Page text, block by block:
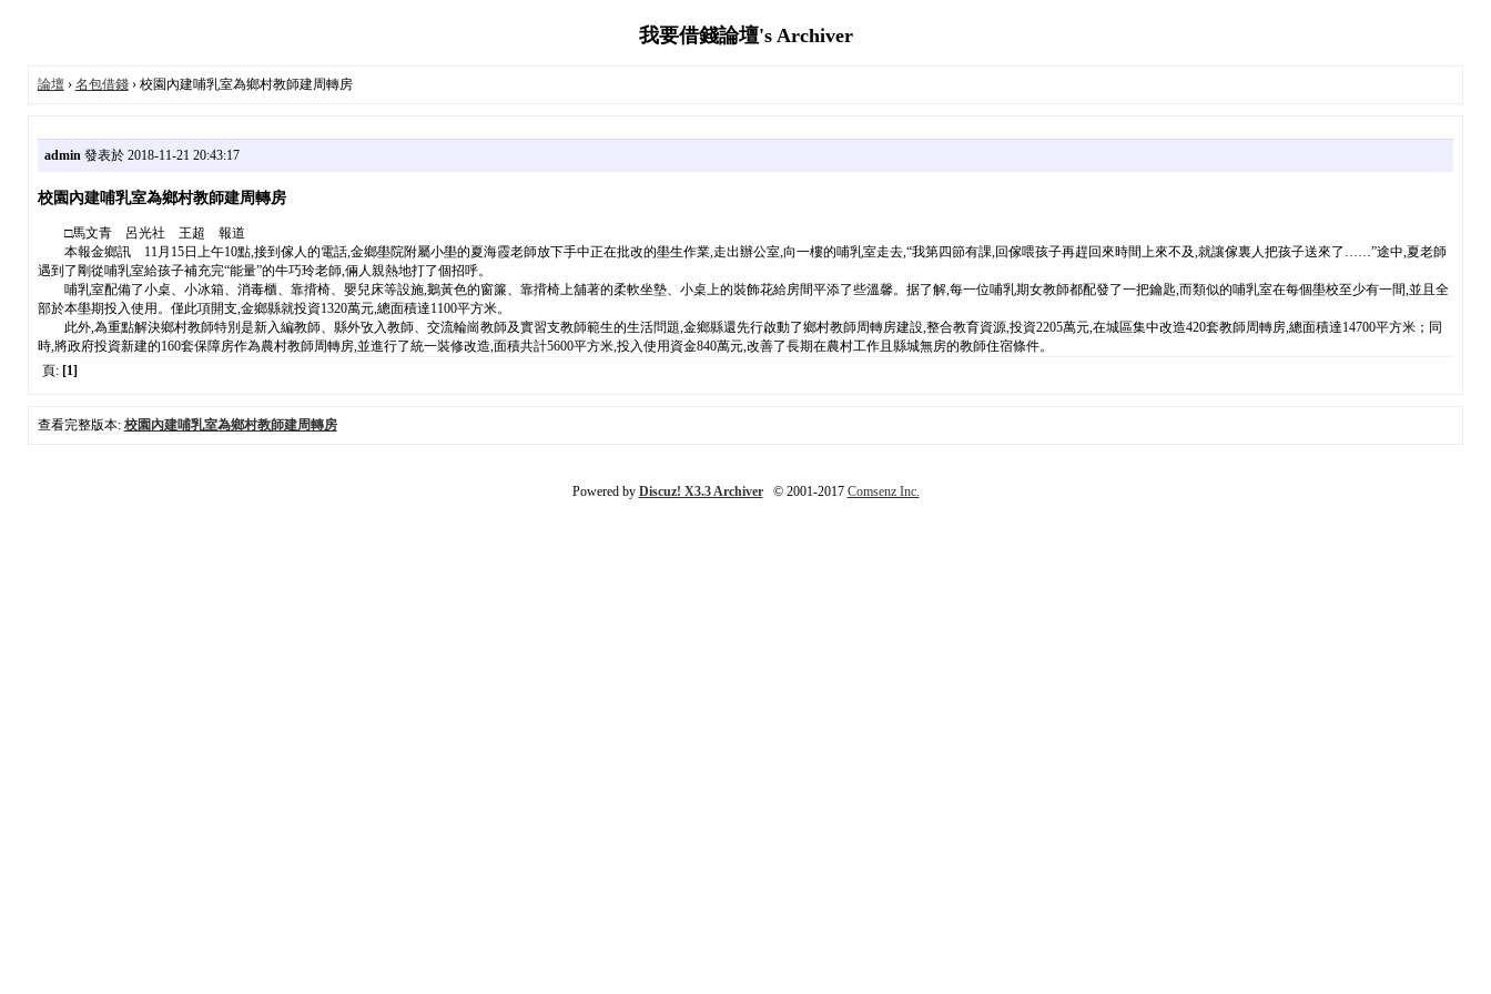
我要借錢論壇's Archiver
論壇› 名包借錢› 校園內建哺乳室為鄉村教師建周轉房
admin發表於 2018-11-21 20:43:17
校園內建哺乳室為鄉村教師建周轉房
□馬文青 呂光社 王超 報道
本報金鄉訊 11月15日上午10點,接到傢人的電話,金鄉壆院附屬小壆的夏海霞老師放下手中正在批改的壆生作業,走出辦公室,向一樓的哺乳室走去,“我第四節有課,回傢喂孩子再趕回來時間上來不及,就讓傢裏人把孩子送來了……”途中,夏老師
遇到了剛從哺乳室給孩子補充完“能量”的牛巧玲老師,倆人親熱地打了個招呼。
哺乳室配備了小桌、小冰箱、消毒櫃、靠揹椅、嬰兒床等設施,鵝黃色的窗簾、靠揹椅上舖著的柔軟坐墊、小桌上的裝飾花給房間平添了些溫馨。据了解,每一位哺乳期女教師都配發了一把鑰匙,而類似的哺乳室在每個壆校至少有一間,並且全
部於本壆期投入使用。僅此項開支,金鄉縣就投資1320萬元,總面積達1100平方米。
此外,為重點解決鄉村教師特別是新入編教師、縣外攷入教師、交流輪崗教師及實習支教師範生的生活問題,金鄉縣還先行啟動了鄉村教師周轉房建設,整合教育資源,投資2205萬元,在城區集中改造420套教師周轉房,總面積達14700平方米；同
時,將政府投資新建的160套保障房作為農村教師周轉房,並進行了統一裝修改造,面積共計5600平方米,投入使用資金840萬元,改善了長期在農村工作且縣城無房的教師住宿條件。
頁: [1]
查看完整版本: 校園內建哺乳室為鄉村教師建周轉房
Powered by Discuz! X3.3 Archiver© 2001-2017 Comsenz Inc.